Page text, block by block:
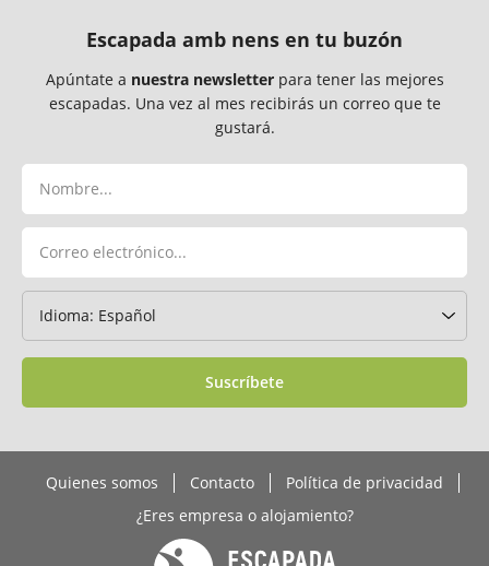
Escapada amb nens en tu buzón
Apúntate a nuestra newsletterpara tener las mejores
escapadas. Una vez al mes recibirás un correo que te
gustará.
Suscríbete
Quienes somos Contacto
Política de privacidad
¿Eres empresa o alojamiento?